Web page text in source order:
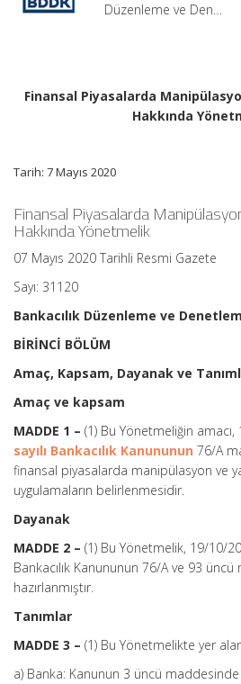
Düzenleme ve Den…
Finansal Piyasalarda
Hakkında
Tarih: 7 Mayıs 2020
Finansal Piyasalarda Manipülasyon
Hakkında Yönetmelik
07 Mayıs 2020 Tarihli Resmi Gazete
Sayı: 31120
Bankacılık Düzenleme ve
BİRİNCİ BÖLÜM
Amaç, Kapsam, Dayanak ve
Amaç ve kapsam
MADDE 1 – (1) Bu Yönetmeliğin
sayılı Bankacılık Kanununun 76/A
finansal piyasalarda manipülasyon ve
uygulamaların belirlenmesidir.
Dayanak
MADDE 2 – (1) Bu Yönetmelik, 19/10/
Bankacılık Kanununun 76/A ve 93
hazırlanmıştır.
Tanımlar
MADDE 3 – (1) Bu Yönetmelikte yer
a) Banka: Kanunun 3 üncü maddesinde